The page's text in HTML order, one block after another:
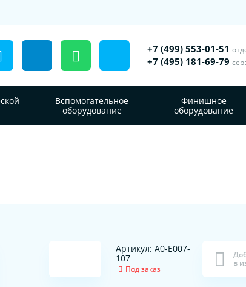
+7 (499) 553-01-51
+7 (495) 181-69-79
Вспомогательное
оборудование
Финишное
оборудование
Артикул: A0-E007-
107
Под заказ
в